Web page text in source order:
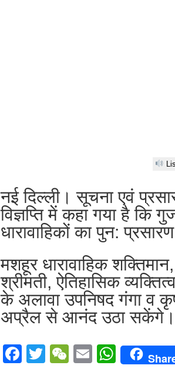
नई दिल्ली। सूचना एवं
विज्ञप्ति में कहा गया है कि
धारावाहिकों का पुन:
मशहूर धारावाहिक
श्रीमती, ऐतिहासिक
के अलावा उपनिषद गंगा व
अप्रैल से आनंद उठा सकेंगे।
F
T
W E
W